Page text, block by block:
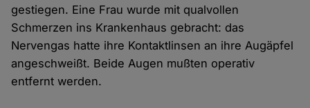
gestiegen. Eine Frau wurde mit qualvollen
Schmerzen ins Krankenhaus gebracht: das
Nervengas hatte ihre Kontaktlinsen an ihre Augäpfel
angeschweißt. Beide Augen mußten operativ
entfernt werden.